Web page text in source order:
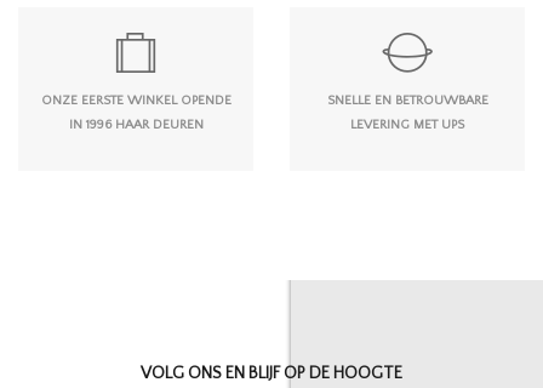
ONZE EERSTE WINKEL OPENDE
IN 1996 HAAR DEUREN
SNELLE EN BETROUWBARE
LEVERING MET UPS
VOLG ONS EN BLIJF OP DE HOOGTE